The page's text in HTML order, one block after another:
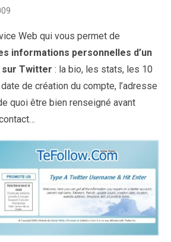
Web qui vous permet de
informations personnelles d’un
Twitter : la bio, les stats, les 10
de création du compte, l’adresse
quoi être bien renseigné avant
contact…